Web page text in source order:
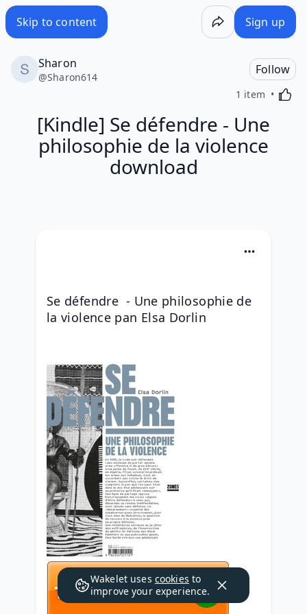
Skip to content Sign up
Sharon
@Sharon614
Follow
1 item
[Kindle] Se défendre - Une
philosophie de la violence
download
Se défendre  - Une philosophie de
la violence pan Elsa Dorlin
Wakelet uses cookies to
improve your experience.